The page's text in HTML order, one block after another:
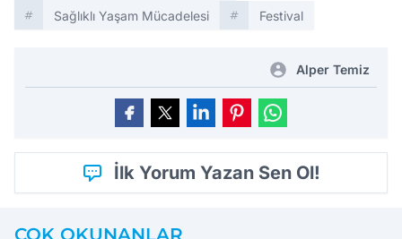
Sağlıklı Yaşam Mücadelesi
Festival
Alper Temiz
İlk Yorum Yazan Sen Ol!
ÇOK OKUNANLAR